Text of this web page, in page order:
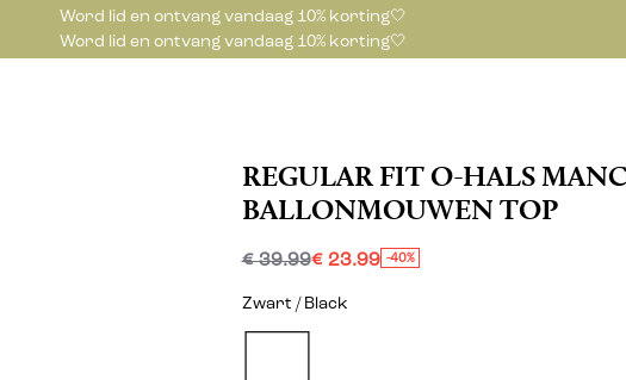
Word lid en ontvang vandaag 10% korting🤍
Word lid en ontvang vandaag 10% korting🤍
REGULAR FIT O-HALS
BALLONMOUWEN TOP
€ 39.99€ 23.99 -40%
Zwart / Black